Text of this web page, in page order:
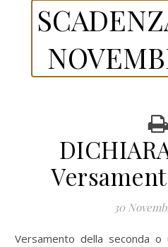
30
Versamento della seconda o unica rata d’acconto Irpef,